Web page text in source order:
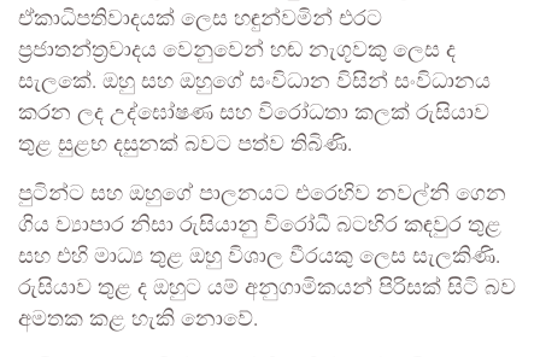
ඒකාධිපතිවාදයක් ලෙස හඳුන්වමින් එරට
ප්‍රජාතන්ත්‍රවාදය වෙනුවෙන් හඬ නැගූවකු ලෙස ද
සැලකේ. ඔහු සහ ඔහුගේ සංවිධාන විසින් සංවිධානය
කරන ලද උද්ඝෝෂණ සහ විරෝධතා කලක් රුසියාව
තුළ සුළභ දසුනක් බවට පත්ව තිබිණි.
පුටින්ට සහ ඔහුගේ පාලනයට එරෙහිව නවල්නි ගෙන
ගිය ව්‍යාපාර නිසා රුසියානු විරෝධී බටහිර කඳවුර තුළ
සහ එහි මාධ්‍ය තුළ ඔහු විශාල වීරයකු ලෙස සැලකිණි.
රුසියාව තුළ ද ඔහුට යම් අනුගාමිකයන් පිරිසක් සිටි බව
අමතක කළ හැකි නොවේ.